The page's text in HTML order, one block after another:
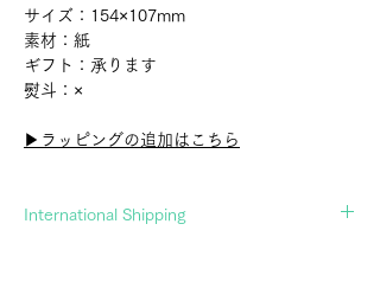
サイズ：154×107mm
素材：紙
ギフト：承ります
熨斗：×
▶︎ラッピングの追加はこちら
International Shipping